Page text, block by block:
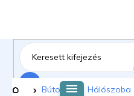
tartalomhoz
Kezdőlap
Bútorok Hálószoba